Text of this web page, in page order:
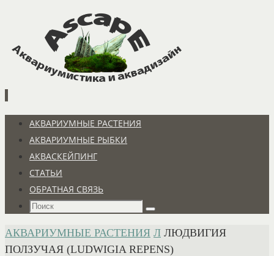
содержимому
Перейти
содержимому
АКВАРИУМНЫЕ РАСТЕНИЯ
АКВАРИУМНЫЕ РЫБКИ
АКВАСКЕЙПИНГ
СТАТЬИ
ОБРАТНАЯ СВЯЗЬ
Что
Поиск
ГЛАВНАЯ
АКВАРИУМНЫЕ РАСТЕНИЯ Л ЛЮДВИГИЯ
ПОЛЗУЧАЯ (LUDWIGIA REPENS)